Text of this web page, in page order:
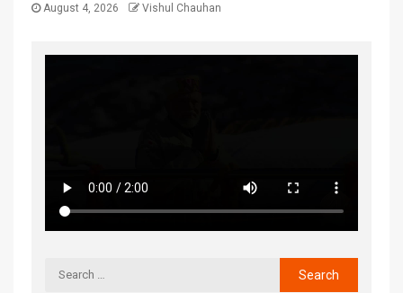
August 4, 2026 Vishul Chauhan